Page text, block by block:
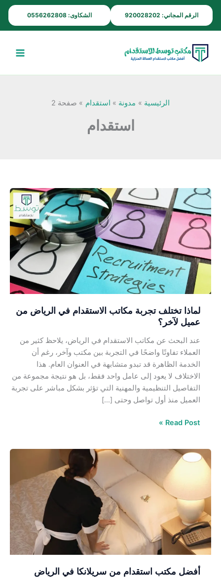
الرقم المجاني: 920028202 الشكاوى: 0556262808
تخطي
إلى
المحتوى
الرئيسية مدونة استقدام صفحة 2
استقدام
لماذا تختلف تجربة مكاتب الاستقدام في الرياض من
عميل لآخر؟
عند البحث عن مكاتب الاستقدام في الرياض، يلاحظ كثير من
العملاء تفاوتًا واضحًا في التجربة بين مكتب وآخر، رغم أن
الخدمة الظاهرة قد تبدو متشابهة في العنوان العام. هذا
الاختلاف لا يعود إلى عامل واحد فقط، بل هو نتيجة مجموعة من
التفاصيل التنظيمية والمهنية التي تؤثر بشكل مباشر على تجربة
العميل منذ أول تواصل وحتى […]
لماذا
تختلف
تجربة
مكاتب
الاستقدام
الرياض
من
عميل
Read Post »
أفضل مكتب استقدام من سريلانكا في الرياض
أفضل
سريلانكا
في
الرياض